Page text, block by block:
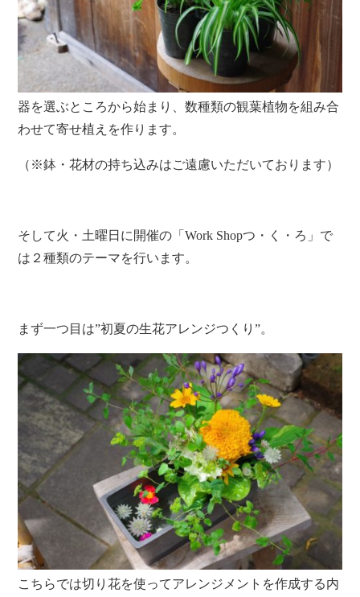
器を選ぶところから始まり、数種類の観葉植物を組み合
わせて寄せ植えを作ります。
（※鉢・花材の持ち込みはご遠慮いただいております）
そして火・土曜日に開催の「Work Shopつ・く・ろ」で
は２種類のテーマを行います。
まず一つ目は”初夏の生花アレンジつくり”。
こちらでは切り花を使ってアレンジメントを作成する内